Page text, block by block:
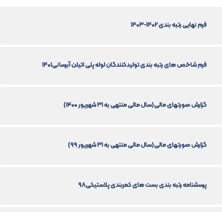
فرم نهایی رتبه بندی 1402-1403
فرم شاخص های رتبه بندی تولیدکنندگان لوله پلی اتیلن آبرسانی1401
گزارش صورتهای مالی(سال مالی منتهی به ۳۱ شهریور ۱۴۰۰)
گزارش صورتهای مالی(سال مالی منتهی به ۳۱ شهریور ۹۹)
پرسشنامه رتبه بندی بست های کمربندی پلاستیکی98